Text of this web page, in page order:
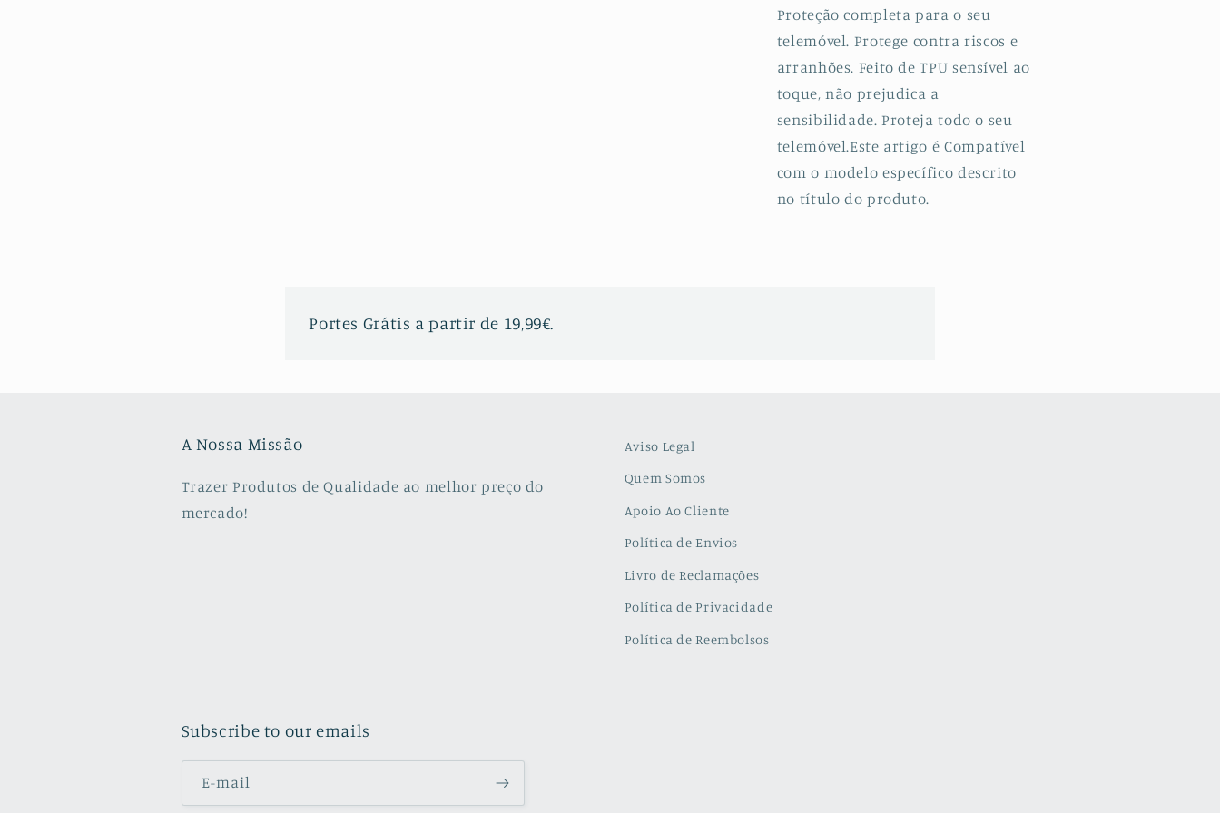
Proteção completa para o seu
telemóvel. Protege contra riscos e
arranhões. Feito de TPU sensível ao
toque, não prejudica a
sensibilidade. Proteja todo o seu
telemóvel.Este artigo é Compatível
com o modelo específico descrito
no título do produto.
Portes Grátis a partir de 19,99€.
A Nossa Missão
Trazer Produtos de Qualidade ao melhor preço do
mercado!
Aviso Legal
Quem Somos
Apoio Ao Cliente
Política de Envios
Livro de Reclamações
Política de Privacidade
Política de Reembolsos
Subscribe to our emails
E-mail